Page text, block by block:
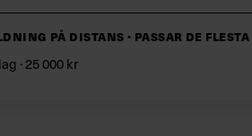
på distans · Passar de flesta
· 25 000 kr